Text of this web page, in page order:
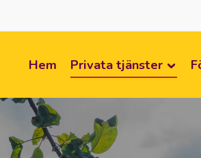
Hem Privata tjänster